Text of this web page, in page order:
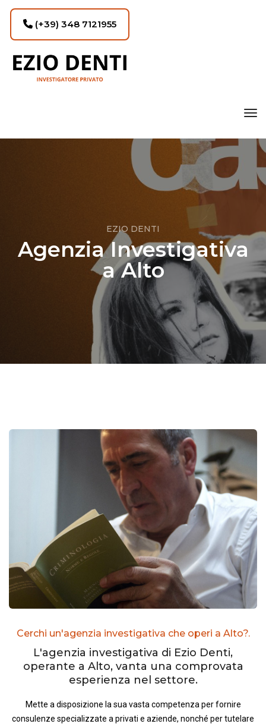
(+39) 348 7121955
EZIO DENTI
Agenzia Investigativa
a Alto
Cerchi un'agenzia investigativa che operi a Alto?.
L'agenzia investigativa di Ezio Denti,
operante a Alto, vanta una comprovata
esperienza nel settore.
Mette a disposizione la sua vasta competenza per fornire
consulenze specializzate a privati e aziende, nonché per tutelare